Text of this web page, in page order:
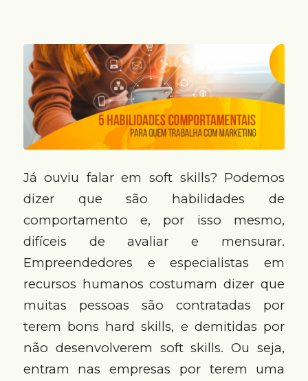
Já ouviu falar em soft skills? Podemos
dizer que são habilidades de
comportamento e, por isso mesmo,
difíceis de avaliar e mensurar.
Empreendedores e especialistas em
recursos humanos costumam dizer que
muitas pessoas são contratadas por
terem bons hard skills, e demitidas por
não desenvolverem soft skills. Ou seja,
entram nas empresas por terem uma